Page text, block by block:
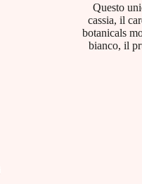
Questo
cassia, il
botanicals
bianco, il